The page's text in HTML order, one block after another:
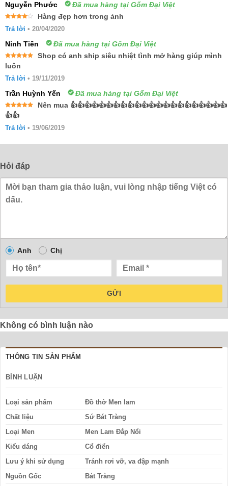
Nguyễn Phước Đã mua hàng tại Gốm Đại Việt
xếp
5 sao
Hàng đẹp hơn trong ảnh
Trả lời • 20/04/2020
Ninh Tiến Đã mua hàng tại Gốm Đại Việt
Được xếp
hạng5
sao
Shop có anh ship siêu nhiệt tình mở hàng giúp mình
luôn
Trả lời • 19/11/2019
Trần Huỳnh Yến Đã mua hàng tại Gốm Đại Việt
Được xếp
hạng
sao
Nên mua 👍👍👍👍👍👍👍👍👍👍👍👍👍👍👍👍👍👍👍👍👍👍
👍👍
Trả lời • 19/06/2019
Hỏi đáp
Anh Chị
GỬI
Không có bình luận nào
THÔNG TIN SẢN PHẨM
BÌNH LUẬN
Loại sản phẩm Đồ thờ Men lam
Chất liệu Sứ Bát Tràng
Loại Men Men Lam Đắp Nổi
Kiểu dáng Cổ điển
Lưu ý khi sử dụng Tránh rơi vỡ, va đập mạnh
Nguồn Gốc Bát Tràng